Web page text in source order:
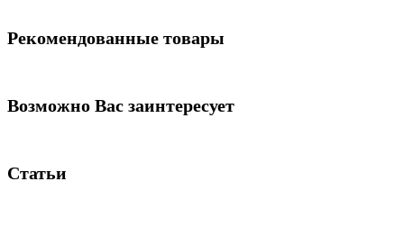
Рекомендованные товары
Возможно Вас заинтересует
Статьи